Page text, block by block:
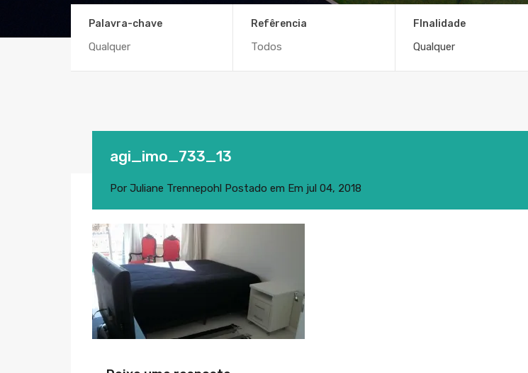
Palavra-chave Refêrencia FInalidade
Qualquer
agi_imo_733_13
Por Juliane Trennepohl Postado em Em jul 04, 2018